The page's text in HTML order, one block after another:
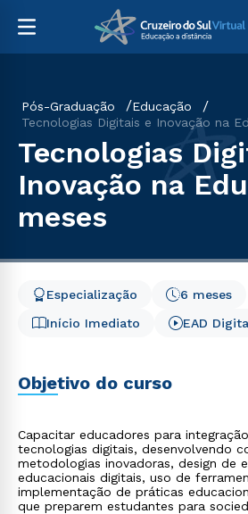
Pós-Graduação
Educação
Tecnologias Digitais e Inovação na
Tecnologias
Inovação na
meses
Início Imediato
6 meses
Especialização
EAD
Objetivo do curso
Capacitar educadores para
tecnologias digitais, desenvolvendo
metodologias inovadoras, design de
educacionais digitais, uso de
implementação de práticas
que preparem estudantes para